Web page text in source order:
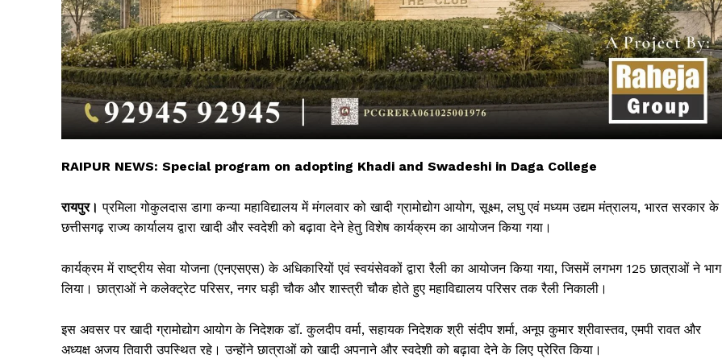
सिर्फ सच !!!
RAIPUR NEWS: Special program on adopting Khadi and Swadeshi in Daga College
रायपुर। प्रमिला गोकुलदास डागा कन्या महाविद्यालय में मंगलवार को खादी ग्रामोद्योग आयोग, सूक्ष्म, लघु एवं मध्यम उद्यम मंत्रालय, भारत सरकार के
छत्तीसगढ़ राज्य कार्यालय द्वारा खादी और स्वदेशी को बढ़ावा देने हेतु विशेष कार्यक्रम का आयोजन किया गया।
कार्यक्रम में राष्ट्रीय सेवा योजना (एनएसएस) के अधिकारियों एवं स्वयंसेवकों द्वारा रैली का आयोजन किया गया, जिसमें लगभग 125 छात्राओं ने भाग
लिया। छात्राओं ने कलेक्ट्रेट परिसर, नगर घड़ी चौक और शास्त्री चौक होते हुए महाविद्यालय परिसर तक रैली निकाली।
इस अवसर पर खादी ग्रामोद्योग आयोग के निदेशक डॉ. कुलदीप वर्मा, सहायक निदेशक श्री संदीप शर्मा, अनूप कुमार श्रीवास्तव, एमपी रावत और
अध्यक्ष अजय तिवारी उपस्थित रहे। उन्होंने छात्राओं को खादी अपनाने और स्वदेशी को बढ़ावा देने के लिए प्रेरित किया।